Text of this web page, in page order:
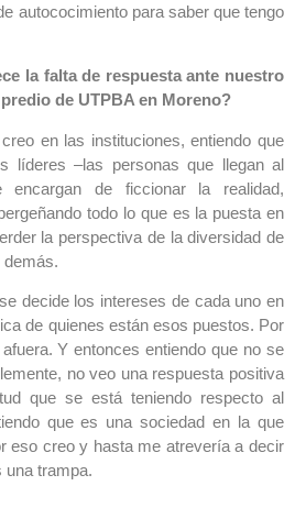
autococimiento para saber que tengo
la falta de respuesta ante nuestro
de UTPBA en Moreno?
en las instituciones, entiendo que
líderes –las personas que llegan al
de ficcionar la realidad,
todo lo que es la puesta en
la perspectiva de la diversidad de
demás.
decide los intereses de cada uno en
de quienes están esos puestos. Por
Y entonces entiendo que no se
no veo una respuesta positiva
que se está teniendo respecto al
que es una sociedad en la que
eso creo y hasta me atrevería a decir
una trampa.